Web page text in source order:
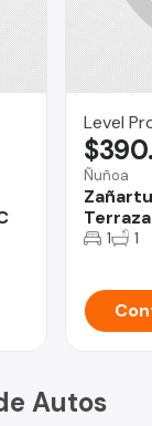
Level
Ñuñoa
1 1
Autos